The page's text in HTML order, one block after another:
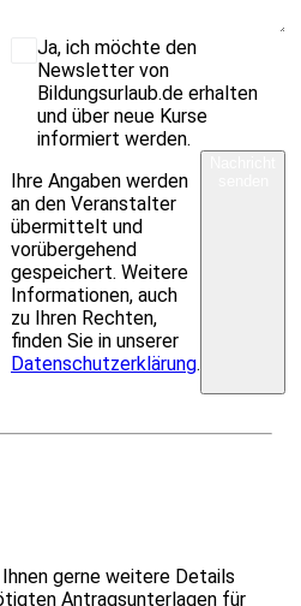
Ja, ich möchte den
Newsletter von
Bildungsurlaub.de erhalten
und über neue Kurse
informiert werden.
Ihre Angaben werden
an den Veranstalter
übermittelt und
vorübergehend
gespeichert. Weitere
Informationen, auch
zu Ihren Rechten,
finden Sie in unserer
Datenschutzerklärung.
gerne weitere Details
Antragsunterlagen für